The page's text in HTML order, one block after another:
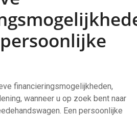
financieringsmogelijkheden,
wanneer u op zoek bent naar
Een persoonlijke